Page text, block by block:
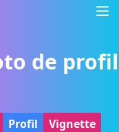
de profil
Profil Vignette